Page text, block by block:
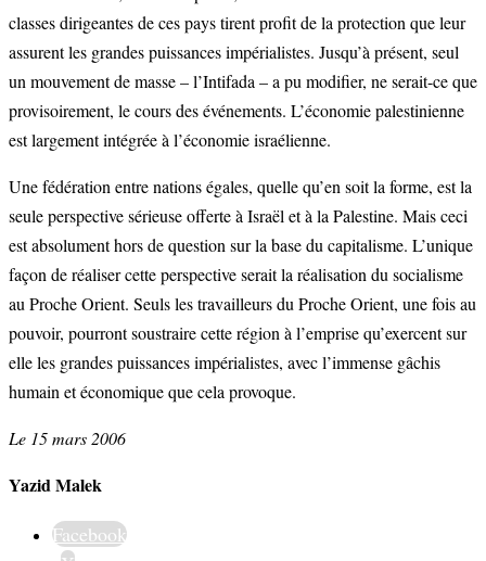
classes dirigeantes de ces pays tirent profit de la protection que leur
assurent les grandes puissances impérialistes. Jusqu’à présent, seul
un mouvement de masse – l’Intifada – a pu modifier, ne serait-ce que
provisoirement, le cours des événements. L’économie palestinienne
est largement intégrée à l’économie israélienne.
Une fédération entre nations égales, quelle qu’en soit la forme, est la
seule perspective sérieuse offerte à Israël et à la Palestine. Mais ceci
est absolument hors de question sur la base du capitalisme. L’unique
façon de réaliser cette perspective serait la réalisation du socialisme
au Proche Orient. Seuls les travailleurs du Proche Orient, une fois au
pouvoir, pourront soustraire cette région à l’emprise qu’exercent sur
elle les grandes puissances impérialistes, avec l’immense gâchis
humain et économique que cela provoque.
Le 15 mars 2006
Yazid Malek
Facebook